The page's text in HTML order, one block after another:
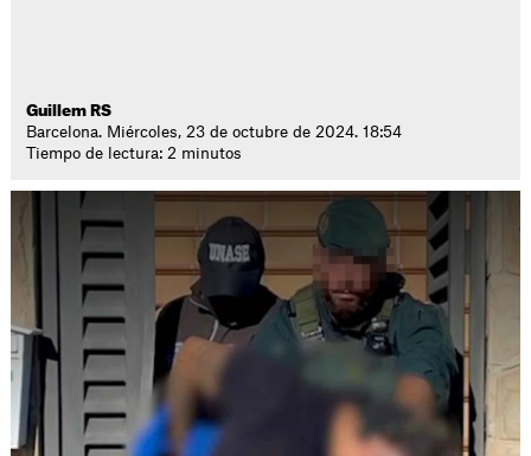
Guillem RS
Barcelona. Miércoles, 23 de octubre de 2024. 18:54
Tiempo de lectura: 2 minutos